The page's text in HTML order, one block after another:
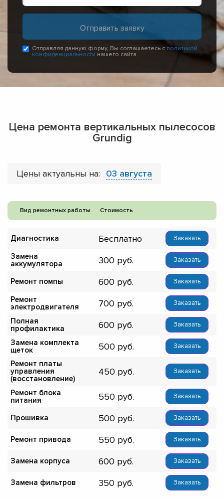
Отправляя данную форму, Вы соглашаетесь с политикой
конфиденциальности нашего сайта
Цена ремонта вертикальных пылесосов
Grundig
Цены актуальны на: 03 августа
Вид ремонтных работы Стоимость
Диагностика Бесплатно Заказать
Замена
аккумулятора
300 Заказать
Ремонт помпы 600 Заказать
Ремонт
электродвигателя
700 Заказать
Полная
профилактика
600 Заказать
Замена комплекта
щеток
500 Заказать
Ремонт платы
управления
(восстановление)
450 Заказать
Ремонт блока
питания
550 Заказать
Прошивка 500 Заказать
Ремонт привода 550 Заказать
Замена корпуса 600 Заказать
Замена фильтров 350 Заказать